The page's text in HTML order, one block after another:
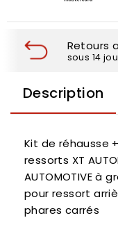
Retours
sous 14
Description
Kit de réhausse
ressorts XT
AUTOMOTIVE à
pour ressort
phares carrés